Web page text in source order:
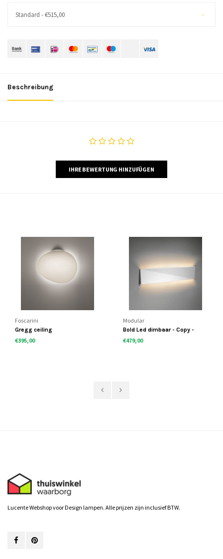
Standard - €515,00
Beschreibung
IHRE BEWERTUNG HINZUFÜGEN
Foscarini
Gregg ceiling
€395,00
Modular
Bold Led dimbaar - Copy -
Copy - Copy
€479,00
Lucente Webshop voor Design lampen. Alle prijzen zijn inclusief BTW.